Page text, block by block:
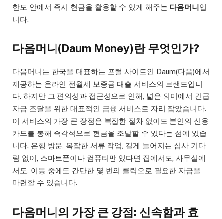
한도 안에서 즉시 현금을 활용할 수 있게 해주는 다음머니입
니다.
다음머니(Daum Money)란 무엇인가?
다음머니는 한국을 대표하는 포털 사이트인 Daum(다음)에서
제공하는 온라인 전월세 보증금 대출 서비스의 브랜드입니
다. 하지만 그 편의성과 접근성으로 인해, 넓은 의미에서 긴급
자금 조달을 위한 대표적인 금융 서비스로 자리 잡았습니다.
이 서비스의 가장 큰 장점은 복잡한 절차 없이도 본인의 신용
카드를 통해 즉각적으로 현금을 조달할 수 있다는 점에 있습
니다. 은행 방문, 복잡한 서류 작업, 길게 늘어지는 심사 기다
림 없이, 스마트폰이나 컴퓨터만 있다면 집에서도, 사무실에
서도, 이동 중에도 간단한 몇 번의 클릭으로 필요한 자금을
마련할 수 있습니다.
다음머니의 가장 큰 강점: 신속함과 효